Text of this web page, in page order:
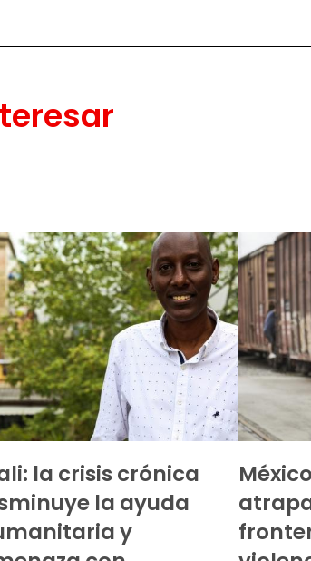
la crisis crónica
la ayuda
y